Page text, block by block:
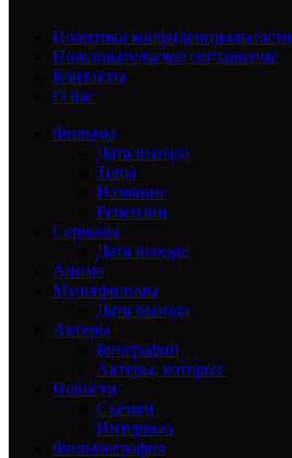
Политика конфиденциальности
Пользовательское соглашение
Контакты
О нас
Фильмы
Дата выхода
Топы
Название
Рецензии
Сериалы
Дата выхода
Аниме
Мультфильмы
Дата выхода
Актеры
Биографии
Актеры, которые
Новости
Съемки
Интервью
Фильмография